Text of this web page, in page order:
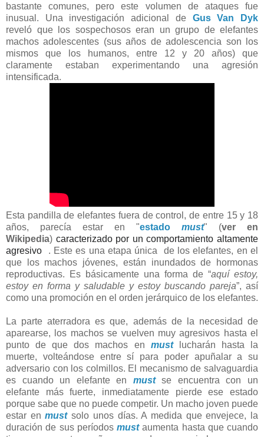
bastante comunes, pero este volumen de ataques fue
inusual. Una investigación adicional de Gus Van Dyk
reveló que los sospechosos eran un grupo de elefantes
machos adolescentes (sus años de adolescencia son los
mismos que los humanos, entre 12 y 20 años) que
claramente estaban experimentando una agresión
intensificada.
Esta pandilla de elefantes fuera de control, de entre 15 y 18
años, parecía estar en "estado must" (ver en
Wikipedia) caracterizado por un comportamiento altamente
agresivo
. Este es una etapa única
de los elefantes, en el
que los machos jóvenes, están inundados de hormonas
reproductivas. Es básicamente una forma de “aquí estoy,
estoy en forma y saludable y estoy buscando pareja”, así
como una promoción en el orden jerárquico de los elefantes.
La parte aterradora es que, además de la necesidad de
aparearse, los machos se vuelven muy agresivos hasta el
punto de que dos machos en mustlucharán hasta la
muerte, volteándose entre sí para poder apuñalar a su
adversario con los colmillos. El mecanismo de salvaguardia
es cuando un elefante en mustse encuentra con un
elefante más fuerte, inmediatamente pierde ese estado
porque sabe que no puede competir. Un macho joven puede
estar enmustsolo unos días. A medida que envejece, la
duración de sus períodos mustaumenta hasta que cuando